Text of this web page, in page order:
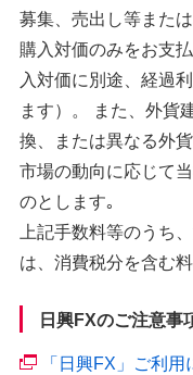
募集、売出し等また
購入対価のみをお支
入対価に別途、経過
ます）。 また、外貨
換、または異なる外
市場の動向に応じて
のとします｡
上記手数料等のうち
は、消費税分を含む
日興FXのご注意事
「日興FX」ご利